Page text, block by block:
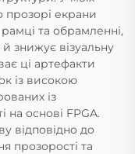
прозорі екрани
та обрамленні,
знижує візуальну
ці артефакти
із високою
із
на основі FPGA.
відповідно до
прозорості та